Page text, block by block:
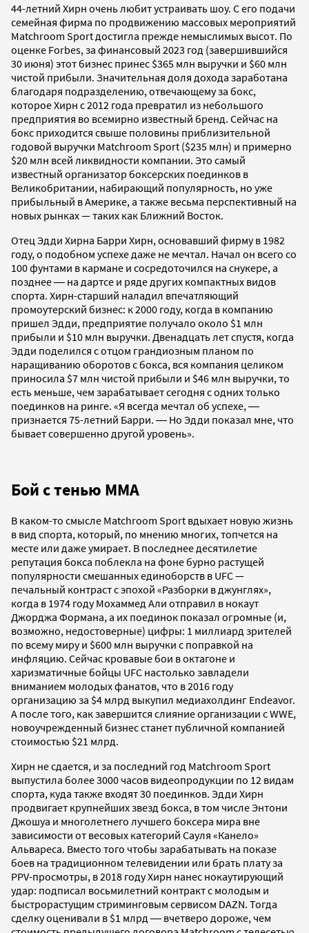
44-летний Хирн очень любит устраивать шоу. С его подачи
семейная фирма по продвижению массовых мероприятий
Matchroom Sport достигла прежде немыслимых высот. По
оценке Forbes, за финансовый 2023 год (завершившийся
30 июня) этот бизнес принес $365 млн выручки и $60 млн
чистой прибыли. Значительная доля дохода заработана
благодаря подразделению, отвечающему за бокс,
которое Хирн с 2012 года превратил из небольшого
предприятия во всемирно известный бренд. Сейчас на
бокс приходится свыше половины приблизительной
годовой выручки Matchroom Sport ($235 млн) и примерно
$20 млн всей ликвидности компании. Это самый
известный организатор боксерских поединков в
Великобритании, набирающий популярность, но уже
прибыльный в Америке, а также весьма перспективный на
новых рынках — таких как Ближний Восток.
Отец Эдди Хирна Барри Хирн, основавший фирму в 1982
году, о подобном успехе даже не мечтал. Начал он всего со
100 фунтами в кармане и сосредоточился на снукере, а
позднее ― на дартсе и ряде других компактных видов
спорта. Хирн-старший наладил впечатляющий
промоутерский бизнес: к 2000 году, когда в компанию
пришел Эдди, предприятие получало около $1 млн
прибыли и $10 млн выручки. Двенадцать лет спустя, когда
Эдди поделился с отцом грандиозным планом по
наращиванию оборотов с бокса, вся компания целиком
приносила $7 млн чистой прибыли и $46 млн выручки, то
есть меньше, чем зарабатывает сегодня с одних только
поединков на ринге. «Я всегда мечтал об успехе, ―
признается 75-летний Барри. ― Но Эдди показал мне, что
бывает совершенно другой уровень».
Бой с тенью ММА
В каком-то смысле Matchroom Sport вдыхает новую жизнь
в вид спорта, который, по мнению многих, топчется на
месте или даже умирает. В последнее десятилетие
репутация бокса поблекла на фоне бурно растущей
популярности смешанных единоборств в UFC —
печальный контраст с эпохой «Разборки в джунглях»,
когда в 1974 году Мохаммед Али отправил в нокаут
Джорджа Формана, а их поединок показал огромные (и,
возможно, недостоверные) цифры: 1 миллиард зрителей
по всему миру и $600 млн выручки с поправкой на
инфляцию. Сейчас кровавые бои в октагоне и
харизматичные бойцы UFC настолько завладели
вниманием молодых фанатов, что в 2016 году
организацию за $4 млрд выкупил медиахолдинг Endeavor.
А после того, как завершится слияние организации с WWE,
новоучрежденный бизнес станет публичной компанией
стоимостью $21 млрд.
Хирн не сдается, и за последний год Matchroom Sport
выпустила более 3000 часов видеопродукции по 12 видам
спорта, куда также входят 30 поединков. Эдди Хирн
продвигает крупнейших звезд бокса, в том числе Энтони
Джошуа и многолетнего лучшего боксера мира вне
зависимости от весовых категорий Сауля «Канело»
Альвареса. Вместо того чтобы зарабатывать на показе
боев на традиционном телевидении или брать плату за
PPV-просмотры, в 2018 году Хирн нанес нокаутирующий
удар: подписал восьмилетний контракт с молодым и
быстрорастущим стриминговым сервисом DAZN. Тогда
сделку оценивали в $1 млрд ― вчетверо дороже, чем